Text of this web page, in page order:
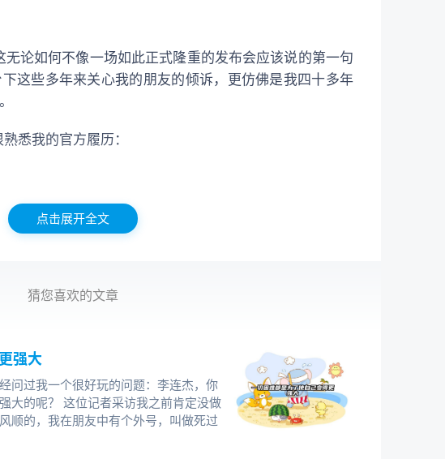
如何不像一场如此正式隆重的发布会应该说的第一句
这些多年来关心我的朋友的倾诉，更仿佛是我四十多年
我的官方履历：
获得计算机学博士学位。在此期间开始创业，先后创
起担任微软总部Windows NT开发部门的高级经理。
华区技术支持中心（即上海微软），任总经理。此后
技术中心和微软全球技术中心。
裁，并获得微软中国公司终身荣誉总裁。
点击展开全文
猜您喜欢的文章
强大
问过我一个很好玩的问题：李连杰，你
大的呢？ 这位记者采访我之前肯定没做
顺的，我在朋友中有个外号，叫做死过